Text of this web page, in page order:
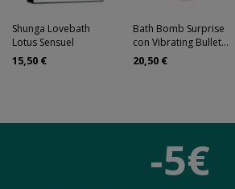
Shunga Lovebath
Lotus Sensuel
15,50 €
Bath Bomb Surprise
con Vibrating Bullet...
20,50 €
-5€